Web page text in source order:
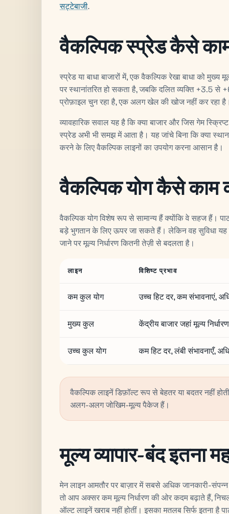
सट्टेबाजी.
वैकल्पिक स्प्रेड कैसे
स्प्रेड या बाधा बाजारों में, एक वैकल्पिक रेखा बाधा को
पर स्थानांतरित हो सकता है, जबकि दलित व्यक्ति +3.5
प्रोफ़ाइल चुन रहा है, एक अलग खेल की खोज नहीं कर रहा है।
व्यावहारिक सवाल यह है कि क्या बाजार और जिस गेम
स्प्रेड अभी भी समझ में आता है। यह जांचे बिना कि क्या
करने के लिए वैकल्पिक लाइनों का उपयोग करना आसान है।
वैकल्पिक योग कैसे काम
वैकल्पिक योग विशेष रूप से सामान्य हैं क्योंकि वे सहज हैं।
बड़े भुगतान के लिए ऊपर जा सकते हैं। लेकिन वह सुविधा
जाने पर मूल्य निर्धारण कितनी तेज़ी से बदलता है।
लाइन विशिष्ट प्रभाव
कम कुल योग उच्च हिट दर, कम संभावनाएं,
मुख्य कुल केंद्रीय बाजार जहां मूल्य
उच्च कुल योग कम हिट दर, लंबी संभावनाएँ,
वैकल्पिक लाइनें डिफ़ॉल्ट रूप से बेहतर या बदतर नहीं
अलग-अलग जोखिम-मूल्य पैकेज हैं।
मूल्य व्यापार-बंद इतना
मेन लाइन आमतौर पर बाज़ार में सबसे अधिक जानकारी-
तो आप अक्सर कम मूल्य निर्धारण की ओर कदम बढ़ाते हैं,
ऑल्ट लाइनें खराब नहीं होतीं। इसका मतलब सिर्फ इतना है